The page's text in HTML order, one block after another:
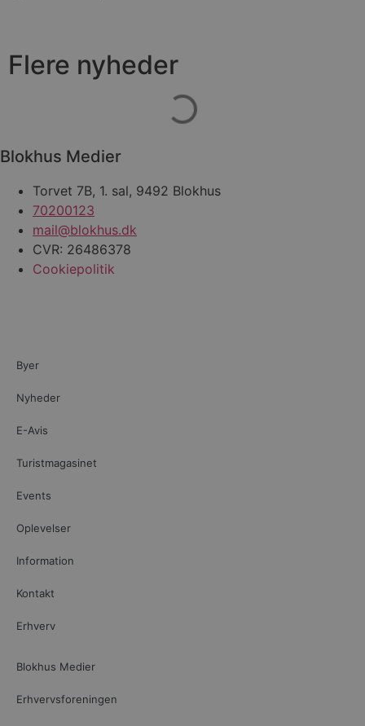
Flere nyheder
Blokhus Medier
Torvet 7B, 1. sal, 9492 Blokhus
70200123
mail@blokhus.dk
CVR: 26486378
Cookiepolitik
Byer
Nyheder
E-Avis
Turistmagasinet
Events
Oplevelser
Information
Kontakt
Erhverv
Blokhus Medier
Erhvervsforeningen